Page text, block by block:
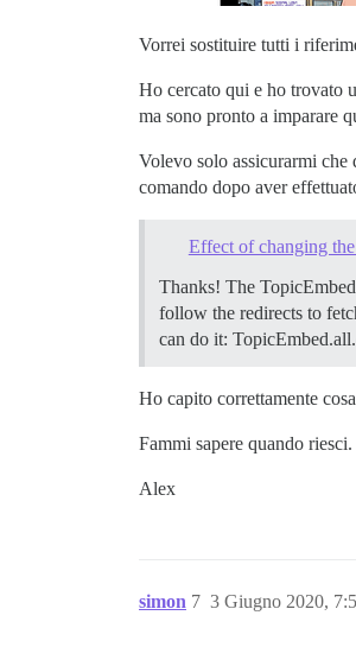
Vorrei sostituire tutti i
Ho cercato qui e ho trovato
ma sono pronto a imparare
Volevo solo assicurarmi che
comando dopo aver
Effect of changing
Thanks! The
follow the redirects to
can do it:
Ho capito correttamente
Fammi sapere quando
Alex
simon 3 Giugno 2020,
7